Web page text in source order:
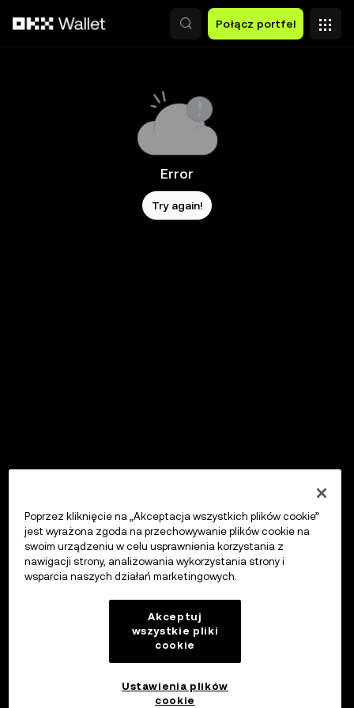
Połącz portfel
Error
Try again!
Poprzez kliknięcie na „Akceptacja wszystkich plików cookie”
jest wyrażona zgoda na przechowywanie plików cookie na
swoim urządzeniu w celu usprawnienia korzystania z
nawigacji strony, analizowania wykorzystania strony i
wsparcia naszych działań marketingowych.
Akceptuj
wszystkie pliki
cookie
Ustawienia plików
cookie